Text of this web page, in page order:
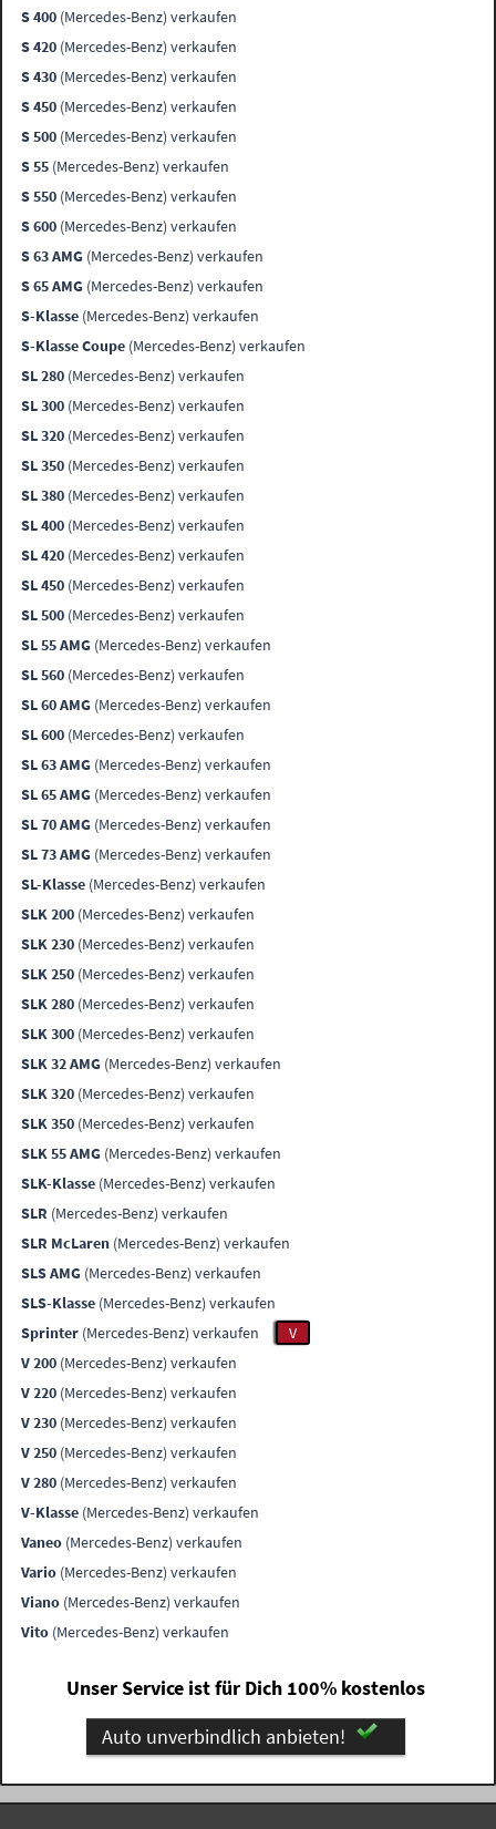
S 400 (Mercedes-Benz) verkaufen
S 420 (Mercedes-Benz) verkaufen
S 430 (Mercedes-Benz) verkaufen
S 450 (Mercedes-Benz) verkaufen
S 500 (Mercedes-Benz) verkaufen
S 55 (Mercedes-Benz) verkaufen
S 550 (Mercedes-Benz) verkaufen
S 600 (Mercedes-Benz) verkaufen
S 63 AMG (Mercedes-Benz) verkaufen
S 65 AMG (Mercedes-Benz) verkaufen
S-Klasse (Mercedes-Benz) verkaufen
S-Klasse Coupe (Mercedes-Benz) verkaufen
SL 280 (Mercedes-Benz) verkaufen
SL 300 (Mercedes-Benz) verkaufen
SL 320 (Mercedes-Benz) verkaufen
SL 350 (Mercedes-Benz) verkaufen
SL 380 (Mercedes-Benz) verkaufen
SL 400 (Mercedes-Benz) verkaufen
SL 420 (Mercedes-Benz) verkaufen
SL 450 (Mercedes-Benz) verkaufen
SL 500 (Mercedes-Benz) verkaufen
SL 55 AMG (Mercedes-Benz) verkaufen
SL 560 (Mercedes-Benz) verkaufen
SL 60 AMG (Mercedes-Benz) verkaufen
SL 600 (Mercedes-Benz) verkaufen
SL 63 AMG (Mercedes-Benz) verkaufen
SL 65 AMG (Mercedes-Benz) verkaufen
SL 70 AMG (Mercedes-Benz) verkaufen
SL 73 AMG (Mercedes-Benz) verkaufen
SL-Klasse (Mercedes-Benz) verkaufen
SLK 200 (Mercedes-Benz) verkaufen
SLK 230 (Mercedes-Benz) verkaufen
SLK 250 (Mercedes-Benz) verkaufen
SLK 280 (Mercedes-Benz) verkaufen
SLK 300 (Mercedes-Benz) verkaufen
SLK 32 AMG (Mercedes-Benz) verkaufen
SLK 320 (Mercedes-Benz) verkaufen
SLK 350 (Mercedes-Benz) verkaufen
SLK 55 AMG (Mercedes-Benz) verkaufen
SLK-Klasse (Mercedes-Benz) verkaufen
SLR (Mercedes-Benz) verkaufen
SLR McLaren (Mercedes-Benz) verkaufen
SLS AMG (Mercedes-Benz) verkaufen
SLS-Klasse (Mercedes-Benz) verkaufen
Sprinter (Mercedes-Benz) verkaufen
V
V 200 (Mercedes-Benz) verkaufen
V 220 (Mercedes-Benz) verkaufen
V 230 (Mercedes-Benz) verkaufen
V 250 (Mercedes-Benz) verkaufen
V 280 (Mercedes-Benz) verkaufen
V-Klasse (Mercedes-Benz) verkaufen
Vaneo (Mercedes-Benz) verkaufen
Vario (Mercedes-Benz) verkaufen
Viano (Mercedes-Benz) verkaufen
Vito (Mercedes-Benz) verkaufen
Unser Service ist für Dich 100% kostenlos
Auto unverbindlich anbieten!